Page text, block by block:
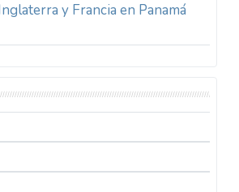
y Francia en Panamá